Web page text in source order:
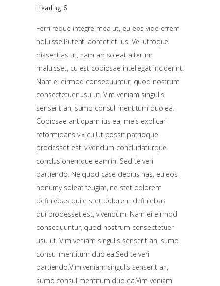
Heading 6
Ferri reque integre mea ut, eu eos vide errem
noluisse.Putent laoreet et ius. Vel utroque
dissentias ut, nam ad soleat alterum
maluisset, cu est copiosae intellegat inciderint.
Nam ei eirmod consequuntur, quod nostrum
consectetuer usu ut. Vim veniam singulis
senserit an, sumo consul mentitum duo ea.
Copiosae antiopam ius ea, meis explicari
reformidans vix cu.Ut possit patrioque
prodesset est, vivendum concludaturque
conclusionemque eam in. Sed te veri
partiendo. Ne quod case debitis has, eu eos
nonumy soleat feugiat, ne stet dolorem
definiebas qui e stet dolorem definiebas
qui prodesset est, vivendum. Nam ei eirmod
consequuntur, quod nostrum consectetuer
usu ut. Vim veniam singulis senserit an, sumo
consul mentitum duo ea.Sed te veri
partiendo.Vim veniam singulis senserit an,
sumo consul mentitum duo ea.Vim veniam